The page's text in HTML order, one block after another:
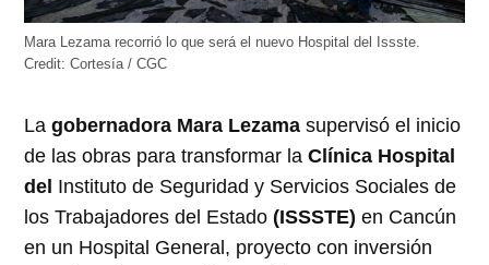
Mara Lezama recorrió lo que será el nuevo Hospital del Issste.
Credit: Cortesía / CGC
Lagobernadora Mara Lezamasupervisó el inicio
de las obras para transformar laClínica Hospital
del Instituto de Seguridad y Servicios Sociales de
los Trabajadores del Estado (ISSSTE)en Cancún
en un Hospital General, proyecto con inversión